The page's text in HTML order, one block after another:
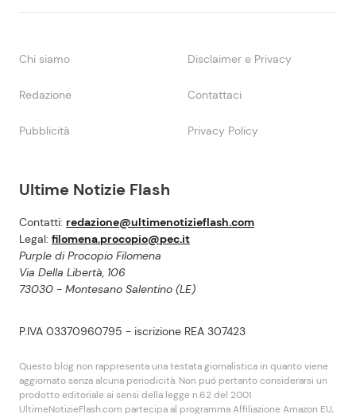
Ultime Notizie Flash
Contatti: redazione@ultimenotizieflash.com
Legal: filomena.procopio@pec.it
Purple di Procopio Filomena
Via Della Libertà, 106
73030 - Montesano Salentino (LE)
P.IVA 03370960795 - iscrizione REA 307423
Questo blog non rappresenta una testata giornalistica in quanto viene
aggiornato senza alcuna periodicità. Non puó pertanto considerarsi un
prodotto editoriale ai sensi della legge n.62 del 2001.
UltimeNotizieFlash.com partecipa al programma Affiliazione Amazon EU,
Chi siamo Disclaimer e Privacy
Redazione Contattaci
Pubblicità Privacy Policy